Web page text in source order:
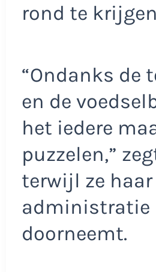
rond te
“Ondanks de
en de
het iedere
puzzelen,”
terwijl ze haar
administratie
doorneemt.